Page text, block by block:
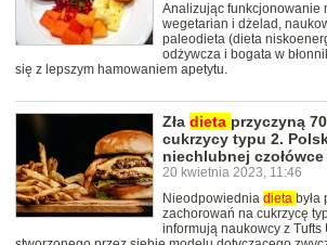
Analizując funkcjonowanie
wegetarian i dżelad,
paleodieta (dieta
odżywcza i bogata w
się z lepszym hamowaniem apetytu.
Zła dieta przyczyną
cukrzycy typu 2.
niechlubnej czołówce
20 kwietnia 2023, 11:46
Nieodpowiednia dieta
zachorowań na cukrzycę
informują naukowcy z Tufts